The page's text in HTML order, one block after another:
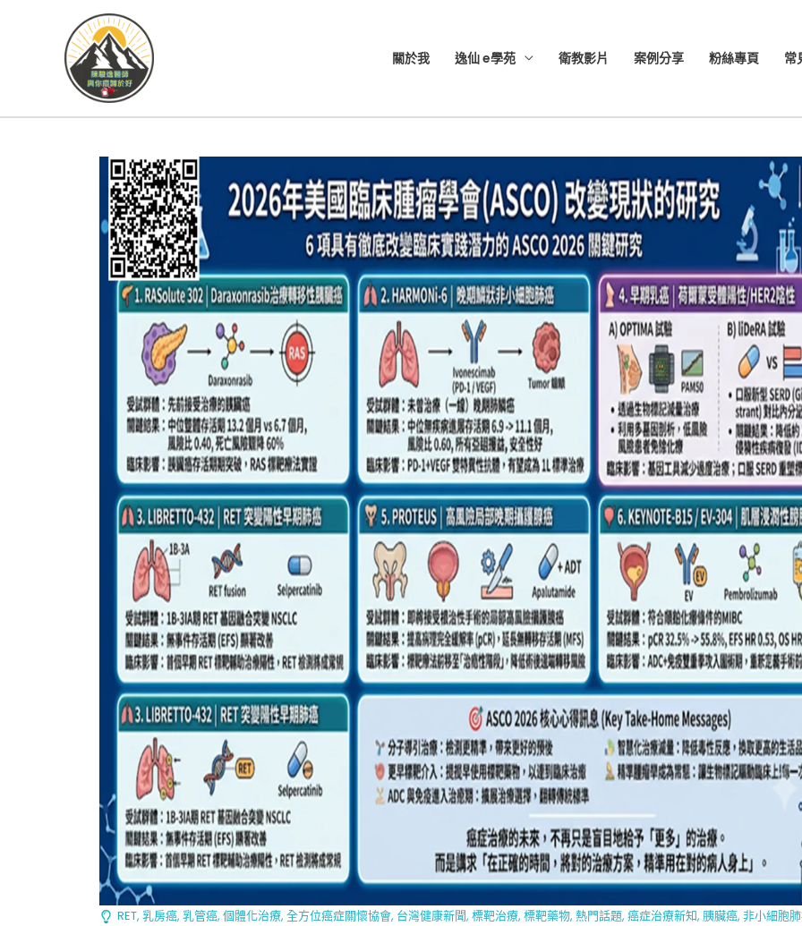
關於我 逸仙 e學苑 衛教影片 案例分享 粉絲專頁 常
RET, 乳房癌, 乳管癌, 個體化治療, 全方位癌症關懷協會, 台灣健康新聞, 標靶治療, 標靶藥物, 熱門話題, 癌症治療新知, 胰臟癌, 非小細胞